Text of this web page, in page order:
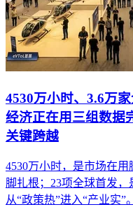
4530万小时、3.6万
经济正在用三组数据
关键跨越
4530万小时，是市场在
脚扎根；23项全球首发
从“政策热”进入“产业实”。